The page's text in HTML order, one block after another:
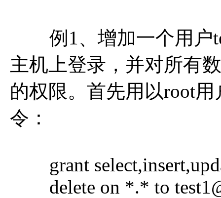
例1、增加一个用户
主机上登录，并对所有
的权限。首先用以root
令：
grant
delete on *.* to